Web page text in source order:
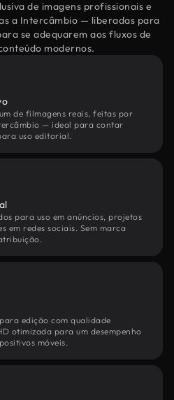
de imagens profissionais e
a Intercâmbio — liberadas para
se adequarem aos fluxos de
modernos.
de filmagens reais, feitas por
— ideal para contar
uso editorial.
para uso em anúncios, projetos
em redes sociais. Sem marca
edição com qualidade
otimizada para um desempenho
móveis.